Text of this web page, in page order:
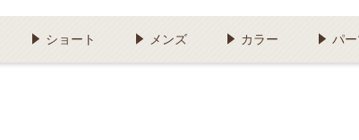
ショート メンズ カラー パー